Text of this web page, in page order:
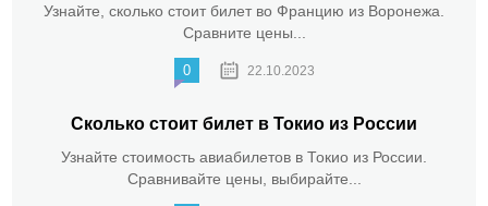
Узнайте, сколько стоит билет во Францию из Воронежа.
Сравните цены...
0 22.10.2023
Сколько стоит билет в Токио из России
Узнайте стоимость авиабилетов в Токио из России.
Сравнивайте цены, выбирайте...